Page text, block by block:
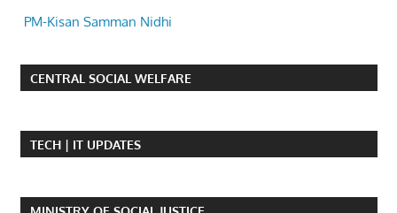
PM-Kisan Samman Nidhi
CENTRAL SOCIAL WELFARE
TECH | IT UPDATES